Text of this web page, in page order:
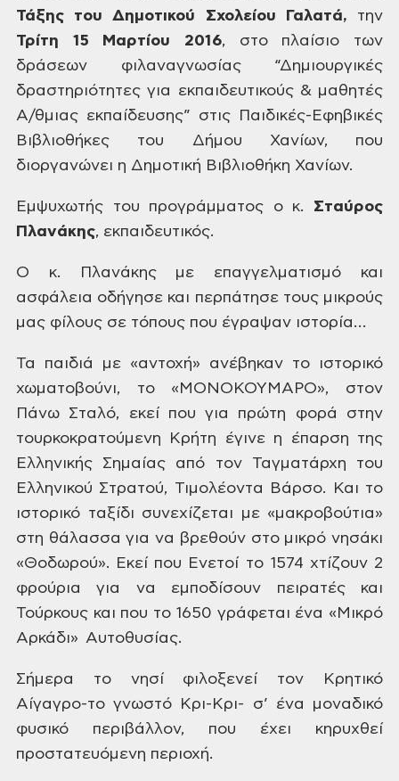
Τάξης του Δημοτικού Σχολείου Γαλατά, την
Τρίτη 15 Μαρτίου 2016, στο πλαίσιο των
δράσεων φιλαναγνωσίας “Δημιουργικές
δραστηριότητες για εκπαιδευτικούς &μαθητές
Α/θμιας εκπαίδευσης” στις Παιδικές-Εφηβικές
Βιβλιοθήκες του Δήμου Χανίων, που
διοργανώνει η Δημοτική Βιβλιοθήκη Χανίων.
Εμψυχωτής του προγράμματος ο κ. Σταύρος
Πλανάκης, εκπαιδευτικός.
Ο κ. Πλανάκης με επαγγελματισμό και
ασφάλεια οδήγησε και περπάτησε τουςμικρούς
μας φίλους σε τόπους που έγραψαν ιστορία…
Τα
παιδιά με «αντοχή» ανέβηκαν το ιστορικό
χωματοβούνι, το «ΜΟΝΟΚΟΥΜΑΡΟ», στον
Πάνω Σταλό, εκεί που για πρώτη φορά στην
τουρκοκρατούμενη Κρήτη έγινε η έπαρση της
Ελληνικής Σημαίας από τον Ταγματάρχη του
Ελληνικού Στρατού, Τιμολέοντα Βάρσο. Και το
ιστορικό ταξίδι συνεχίζεται με«μακροβούτια»
στη θάλασσα για να βρεθούνστο μικρό νησάκι
«Θοδωρού». Εκεί που Ενετοί το 1574 χτίζουν 2
φρούρια για να
εμποδίσουν πειρατές και
Τούρκους και που το 1650 γράφεται ένα «Μικρό
Αρκάδι» Αυτοθυσίας.
Σήμερα
το νησί φιλοξενεί τον Κρητικό
Αίγαγρο-το γνωστό Κρι-Κρι- σ’ ένα μοναδικό
φυσικό περιβάλλον, που έχει κηρυχθεί
προστατευόμενη περιοχή.